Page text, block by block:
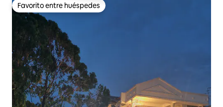
Favorito entre huéspedes
Favorito entre huéspedes